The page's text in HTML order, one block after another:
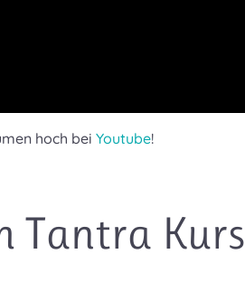
hoch beiYoutube!
Tantra